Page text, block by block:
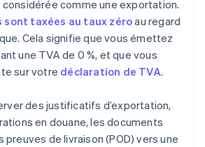
comme une exportation.
taxées au taux zéroau regard
Cela signifie que vous émettez
une TVA de 0 %, et que vous
sur votre déclaration de TVA.
des justificatifs d’exportation,
en douane, les documents
preuves de livraison (POD) vers une